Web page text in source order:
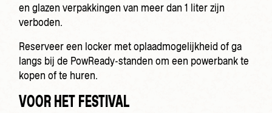
en glazen verpakkingen van meer dan 1 liter zijn
verboden.
Reserveer een locker met oplaadmogelijkheid of ga
langs bij de PowReady-standen om een powerbank te
kopen of te huren.
VOOR HET FESTIVAL